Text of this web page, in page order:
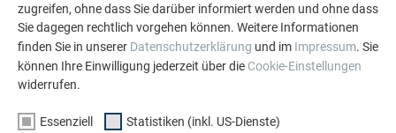
Fassade. Ideal für Neubau und Sanierung!
SORTIMENT JETZT ENTDECKEN
zugreifen, ohne dass Sie darüber informiert werden und ohne dass
Sie dagegen rechtlich vorgehen können. Weitere Informationen
finden Sie in unserer Datenschutzerklärung und im Impressum. Sie
können Ihre Einwilligung jederzeit über die Cookie-Einstellungen
widerrufen.
Essenziell Statistiken (inkl. US-Dienste)